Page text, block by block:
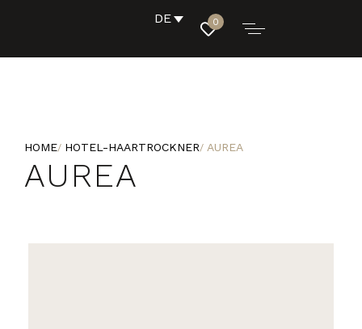
DE 0
HOME HOTEL-HAARTROCKNER AUREA
AUREA